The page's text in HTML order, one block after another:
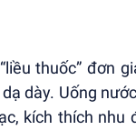
thuốc” đơn
dày. Uống
kích thích nhu